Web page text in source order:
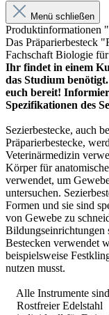
Menü schließen
Produktinformationen
Das Präparierbesteck
Fachschaft Biologie
Ihr findet in einem
das Studium
euch bereit!
Spezifikationen des
Sezierbestecke, auch
Präparierbestecke,
Veterinärmedizin
Körper für
verwendet, um
untersuchen.
Formen und sie sind
von Gewebe zu
Bildungseinrichtungen
Bestecken verwendet
beispielsweise
nutzen musst.
Alle Instrumente
Rostfreier Edelstahl